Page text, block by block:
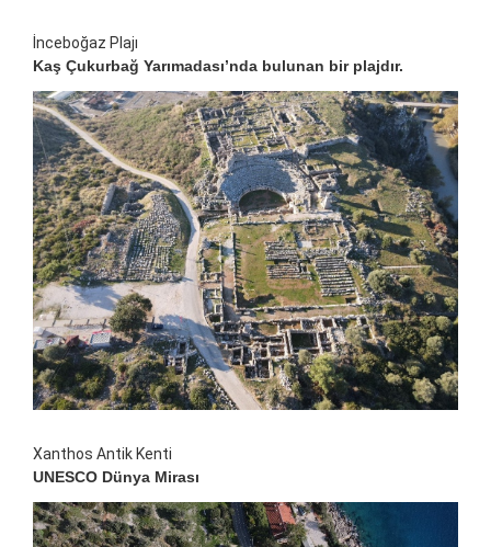
İnceboğaz Plajı
Kaş Çukurbağ Yarımadası’nda bulunan bir plajdır.
Xanthos Antik Kenti
UNESCO Dünya Mirası